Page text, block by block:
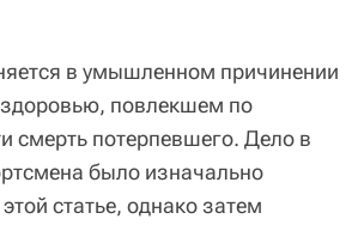
в умышленном причинении
повлекшем по
смерть потерпевшего. Дело в
было изначально
статье, однако затем